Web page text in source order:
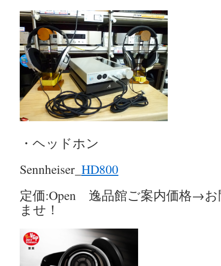
・ヘッドホン
Sennheiser_ HD800
定価:Open 逸品館ご案内価格→
ませ！